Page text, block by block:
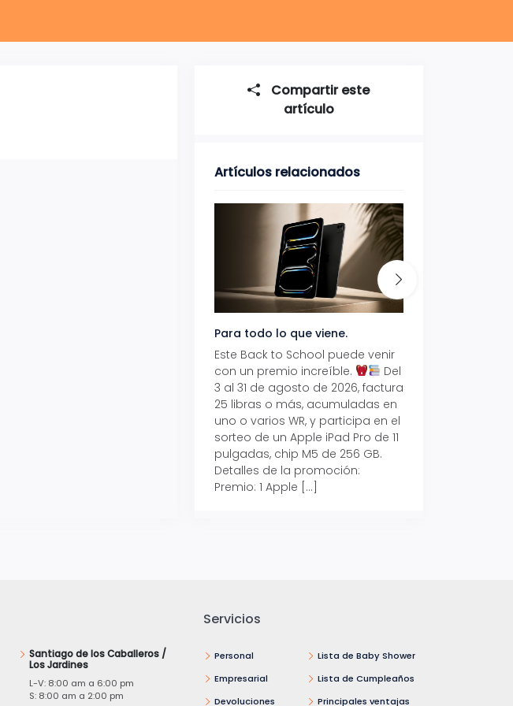
Compartir este
artículo
Artículos relacionados
Para todo lo que viene.
Este Back to School puede venir
con un premio increíble.
Del
3 al 31 de agosto de 2026, factura
25 libras o más, acumuladas en
uno o varios WR, y participa en el
sorteo de un Apple iPad Pro de 11
pulgadas, chip M5 de 256 GB.
Detalles de la promoción:
Premio: 1 Apple […]
Santiago de los Caballeros /
Los Jardines
L-V: 8:00 am a 6:00 pm
S: 8:00 am a 2:00 pm
Servicios
Personal
Empresarial
Devoluciones
Lista de Baby Shower
Lista de Cumpleaños
Principales ventajas